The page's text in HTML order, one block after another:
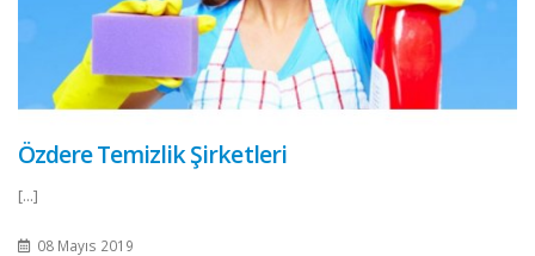
Özdere Temizlik Şirketleri
[...]
08 Mayıs 2019